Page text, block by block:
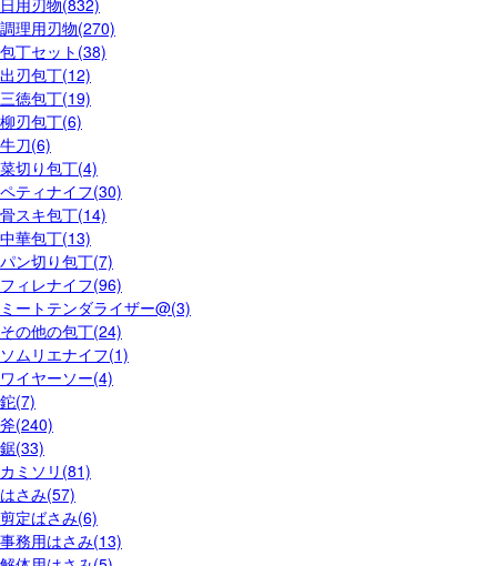
調理用刃物(270)
包丁セット(38)
出刃包丁(12)
三徳包丁(19)
柳刃包丁(6)
牛刀(6)
菜切り包丁(4)
ペティナイフ(30)
骨スキ包丁(14)
中華包丁(13)
パン切り包丁(7)
フィレナイフ(96)
ミートテンダライザー@(3)
その他の包丁(24)
ソムリエナイフ(1)
ワイヤーソー(4)
鉈(7)
斧(240)
鋸(33)
カミソリ(81)
はさみ(57)
剪定ばさみ(6)
事務用はさみ(13)